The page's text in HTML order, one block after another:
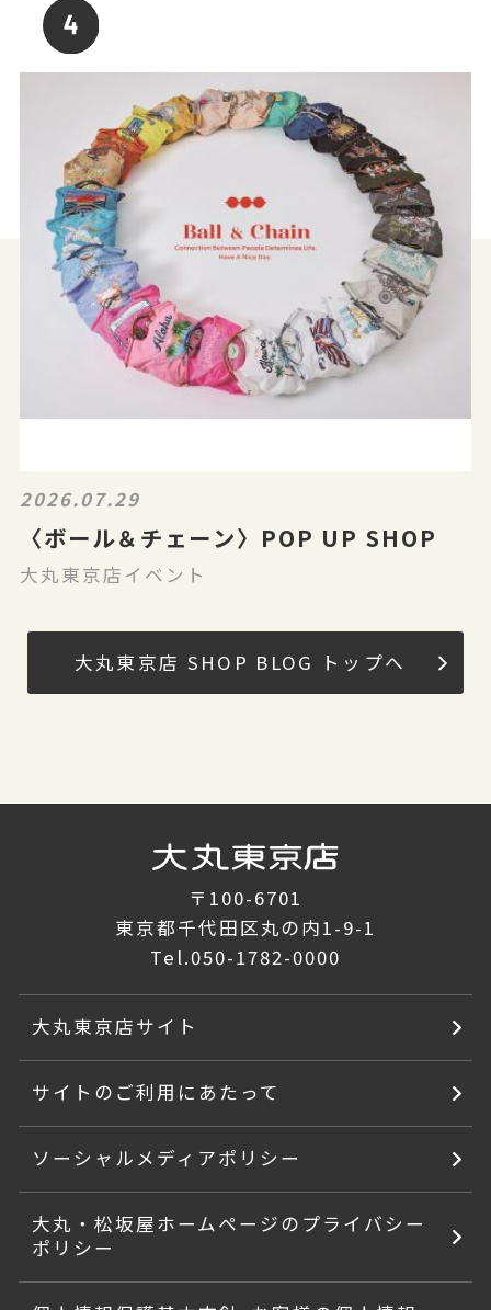
2026.07.29
〈ボール＆チェーン〉POP UP SHOP
大丸東京店イベント
大丸東京店 SHOP BLOG トップへ
〒100-6701
東京都千代田区丸の内1-9-1
Tel.050-1782-0000
大丸東京店サイト
サイトのご利用にあたって
ソーシャルメディアポリシー
大丸・松坂屋ホームページのプライバシー
ポリシー